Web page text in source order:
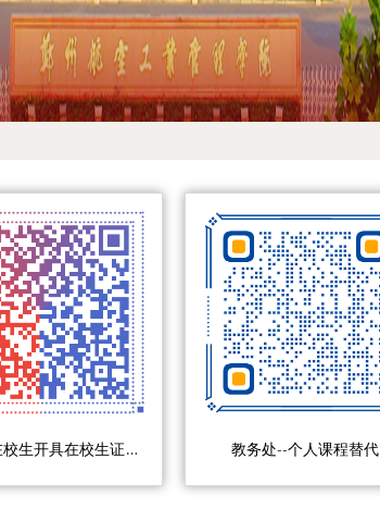
教务处--在校生开具在校生证明事项 教务处--个人课程替代